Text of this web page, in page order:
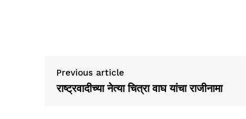
Previous article
राष्ट्रवादीच्या नेत्या चित्रा वाघ यांचा राजीनामा